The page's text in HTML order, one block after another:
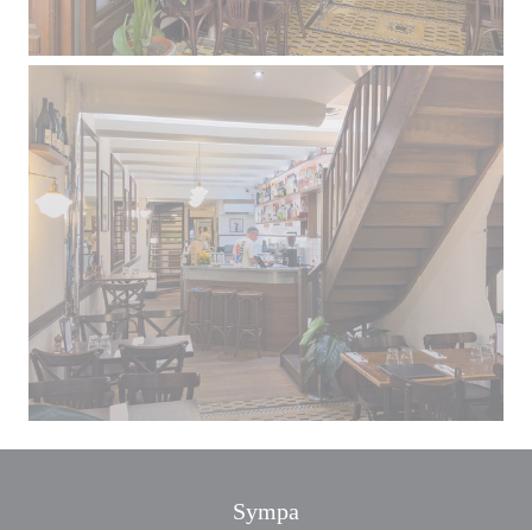
Sympa